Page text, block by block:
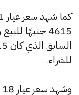
للشراء.